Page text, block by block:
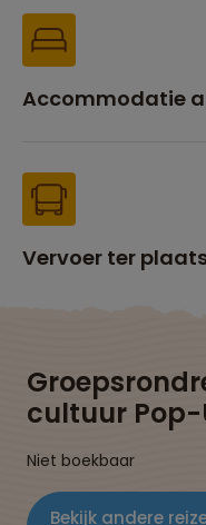
Accommodatie
Vervoer ter
cultuur Pop-
Niet boekbaar
Bekijk andere